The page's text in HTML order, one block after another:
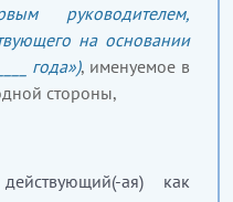
руководителем,
на основании
года»), именуемое в
стороны,
ая) как